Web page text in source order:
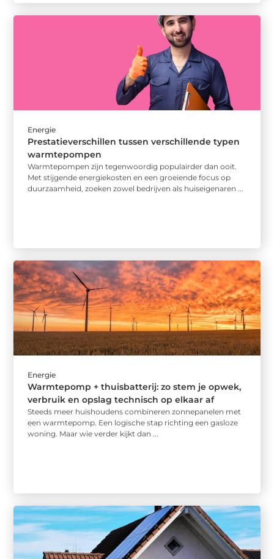
Energie
Prestatieverschillen tussen verschillende typen
warmtepompen
Warmtepompen zijn tegenwoordig populairder dan ooit.
Met stijgende energiekosten en een groeiende focus op
duurzaamheid, zoeken zowel bedrijven als huiseigenaren ...
Energie
Warmtepomp + thuisbatterij: zo stem je opwek,
verbruik en opslag technisch op elkaar af
Steeds meer huishoudens combineren zonnepanelen met
een warmtepomp. Een logische stap richting een gasloze
woning. Maar wie verder kijkt dan ...